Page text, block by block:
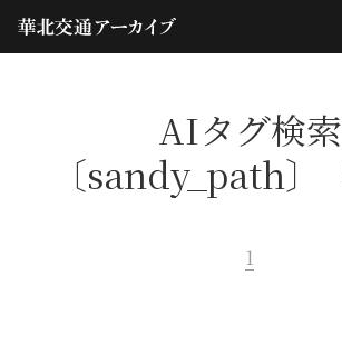
AIタグ検索
〔sandy_path〕
1